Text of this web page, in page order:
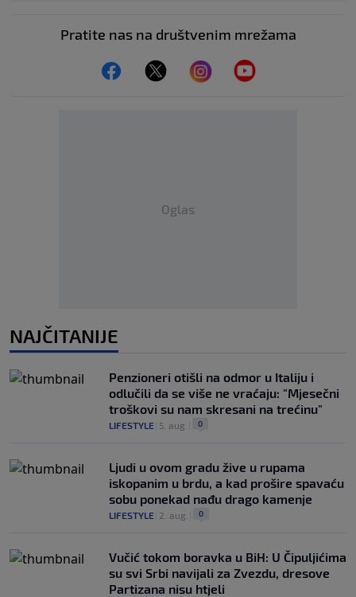
Pratite nas na društvenim mrežama
Oglas
NAJČITANIJE
Penzioneri otišli na odmor u Italiju i
odlučili da se više ne vraćaju: "Mjesečni
troškovi su nam skresani na trećinu"
LIFESTYLE 5. aug. 0
Ljudi u ovom gradu žive u rupama
iskopanim u brdu, a kad prošire spavaću
sobu ponekad nađu drago kamenje
LIFESTYLE 2. aug. 0
Vučić tokom boravka u BiH: U Čipuljićima
su svi Srbi navijali za Zvezdu, dresove
Partizana nisu htjeli